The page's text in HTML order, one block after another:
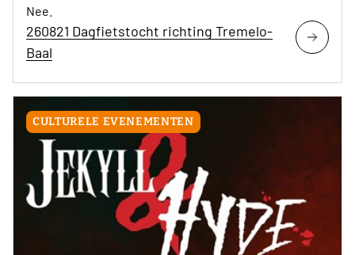
Nee.
260821 Dagfietstocht richting Tremelo-
Baal
CULTURELE EVENEMENTEN